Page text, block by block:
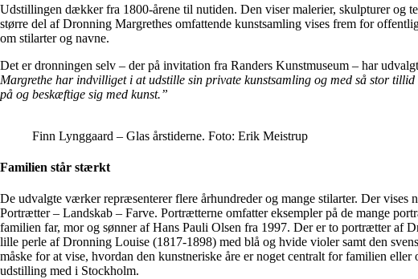
Udstillingen dækker fra 1800-årene til nutiden. Den viser malerier, skulpturer og
større del af Dronning Margrethes omfattende kunstsamling vises frem for
om stilarter og navne.
Det er dronningen selv – der på invitation fra Randers Kunstmuseum – har
Margrethe har indvilliget i at udstille sin private kunstsamling og med så stor
på og beskæftige sig med kunst.”
Finn Lynggaard – Glas årstiderne. Foto: Erik Meistrup
Familien står stærkt
De udvalgte værker repræsenterer flere århundreder og mange stilarter. Der
Portrætter – Landskab – Farve. Portrætterne omfatter eksempler på de mange
familien far, mor og sønner af Hans Pauli Olsen fra 1997. Der er to portrætter af
lille perle af Dronning Louise (1817-1898) med blå og hvide violer samt den
måske for at vise, hvordan den kunstneriske åre er noget centralt for familien
udstilling med i Stockholm.